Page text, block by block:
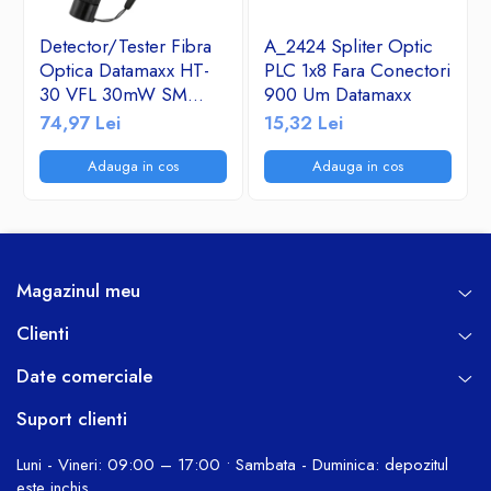
Detector/Tester Fibra
Optica Datamaxx HT-
30 VFL 30mW SM
&MM- Visual Fault
de aluminiu
74,97 Lei
Adauga in cos
A_2424 Spliter Optic
PLC 1x8 Fara Conectori
900 Um Datamaxx
15,32 Lei
Adauga in cos
Magazinul meu
Clienti
Date comerciale
Suport clienti
Luni - Vineri: 09:00 – 17:00 • Sambata - Duminica: depozitul